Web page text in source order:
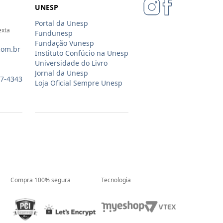
4343
UNESP
Portal da Unesp
Fundunesp
Fundação Vunesp
Instituto Confúcio na Unesp
Universidade do Livro
Jornal da Unesp
Loja Oficial Sempre Unesp
Compra 100% segura Tecnologia